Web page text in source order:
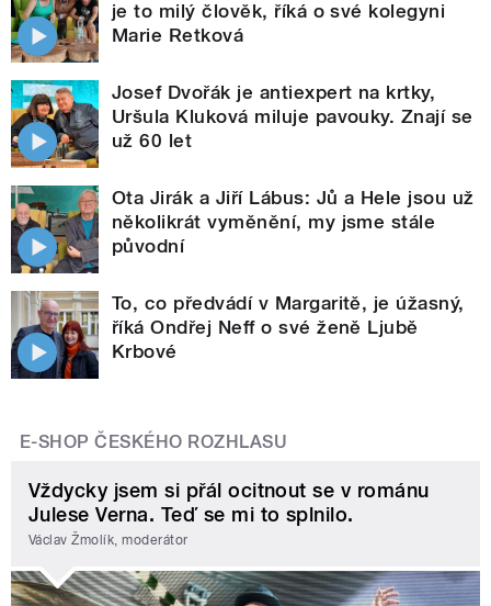
je to milý člověk, říká o své kolegyni
Marie Retková
Josef Dvořák je antiexpert na krtky,
Uršula Kluková miluje pavouky. Znají se
už 60 let
Ota Jirák a Jiří Lábus: Jů a Hele jsou už
několikrát vyměnění, my jsme stále
původní
To, co předvádí v Margaritě, je úžasný,
říká Ondřej Neff o své ženě Ljubě
Krbové
E-SHOP ČESKÉHO ROZHLASU
Vždycky jsem si přál ocitnout se v románu
Julese Verna. Teď se mi to splnilo.
Václav Žmolík, moderátor